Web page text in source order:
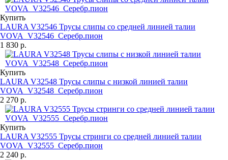
Купить
LAURA V32546 Трусы слипы со средней линией талии
VOVA_V32546_Серебр.пион
1 830 р.
Купить
LAURA V32548 Трусы слипы с низкой линией талии
VOVA_V32548_Серебр.пион
2 270 р.
Купить
LAURA V32555 Трусы стринги со средней линией талии
VOVA_V32555_Серебр.пион
2 240 р.